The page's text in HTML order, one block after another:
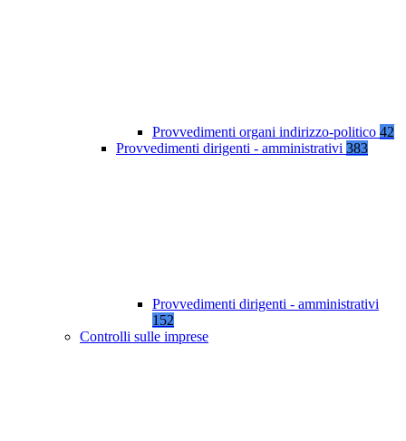
Provvedimenti organi indirizzo-politico 42
Provvedimenti dirigenti - amministrativi 383
Provvedimenti dirigenti - amministrativi
152
Controlli sulle imprese